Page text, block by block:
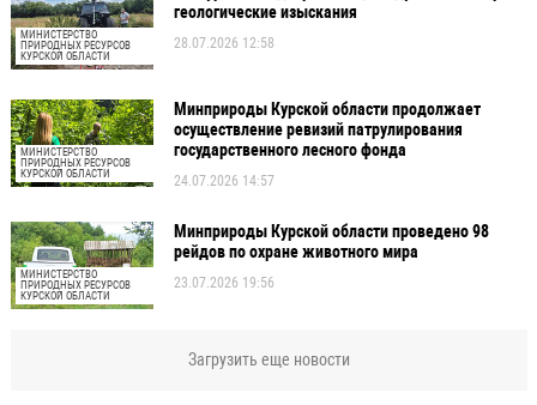
МИНИСТЕРСТВО
ПРИРОДНЫХ РЕСУРСОВ
КУРСКОЙ ОБЛАСТИ
геологические изыскания
28.07.2026 12:58
МИНИСТЕРСТВО
ПРИРОДНЫХ РЕСУРСОВ
КУРСКОЙ ОБЛАСТИ
Минприроды Курской области продолжает
осуществление ревизий патрулирования
государственного лесного фонда
24.07.2026 14:57
МИНИСТЕРСТВО
ПРИРОДНЫХ РЕСУРСОВ
КУРСКОЙ ОБЛАСТИ
Минприроды Курской области проведено 98
рейдов по охране животного мира
23.07.2026 19:56
Загрузить еще новости